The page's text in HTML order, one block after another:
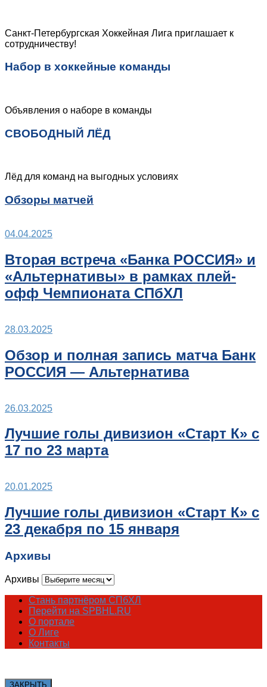
Санкт-Петербургская Хоккейная Лига приглашает к
сотрудничеству!
Набор в хоккейные команды
Объявления о наборе в команды
СВОБОДНЫЙ ЛЁД
Лёд для команд на выгодных условиях
Обзоры матчей
04.04.2025
Вторая встреча «Банка РОССИЯ» и
«Альтернативы» в рамках плей-
офф Чемпионата СПбХЛ
28.03.2025
Обзор и полная запись матча Банк
РОССИЯ — Альтернатива
26.03.2025
Лучшие голы дивизион «Старт К» с
17 по 23 марта
20.01.2025
Лучшие голы дивизион «Старт К» с
23 декабря по 15 января
Архивы
Архивы
Стань партнёром СПбХЛ
Перейти на SPBHL.RU
О портале
О Лиге
Контакты
ЗАКРЫТЬ